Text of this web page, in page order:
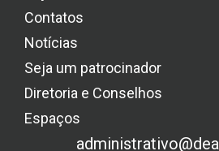
Contatos
Notícias
Seja um patrocinador
Diretoria e Conselhos
Espaços